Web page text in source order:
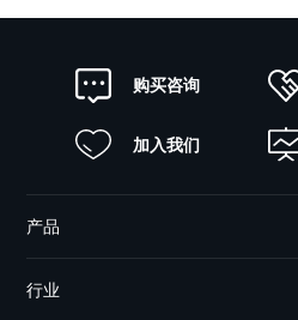
购买咨询
加入我们
产品
行业